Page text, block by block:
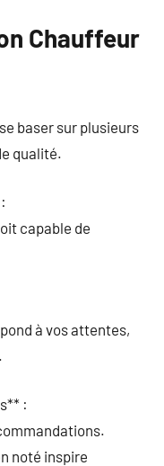
Chauffeur
baser sur plusieurs
qualité.
capable de
à vos attentes,
:
noté inspire